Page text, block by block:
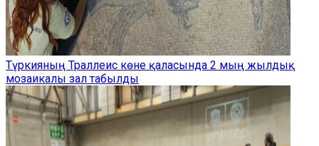
Түркияның Траллеис көне қаласында 2 мың жылдық
мозаикалы зал табылды